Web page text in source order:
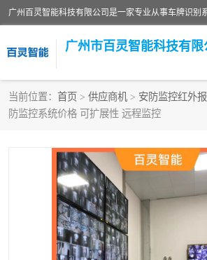
广州市百灵智能科技有限
当前位置： 首页 > 供应商机 > 安防监控红外
防监控系统价格 可扩展性 远程监控
安防监控红外报警系统
人脸识别系统